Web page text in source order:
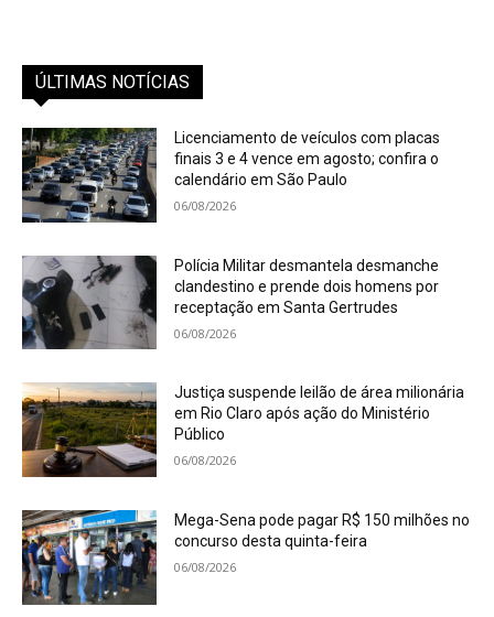
ÚLTIMAS NOTÍCIAS
Licenciamento de veículos com placas
finais 3 e 4 vence em agosto; confira o
calendário em São Paulo
06/08/2026
Polícia Militar desmantela desmanche
clandestino e prende dois homens por
receptação em Santa Gertrudes
06/08/2026
Justiça suspende leilão de área milionária
em Rio Claro após ação do Ministério
Público
06/08/2026
Mega-Sena pode pagar R$ 150 milhões no
concurso desta quinta-feira
06/08/2026